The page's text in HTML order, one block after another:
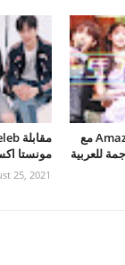
برنامج Amazing Saturday مع
مونستا
25, 2021